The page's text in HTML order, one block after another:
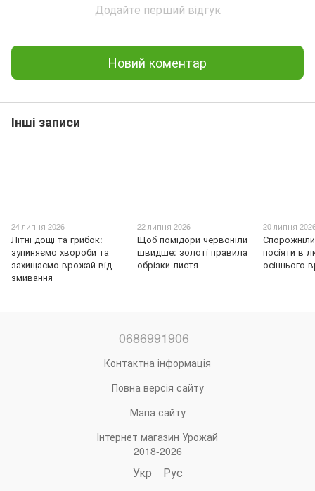
Додайте перший відгук
Новий коментар
Інші записи
24 липня 2026
Літні дощі та грибок:
зупиняємо хвороби та
захищаємо врожай від
змивання
22 липня 2026
Щоб помідори червоніли
швидше: золоті правила
обрізки листя
20 липня
посіяти в
осіннього
0686991906
Контактна інформація
Повна версія сайту
Мапа сайту
Інтернет магазин Урожай
2018-2026
Укр Рус